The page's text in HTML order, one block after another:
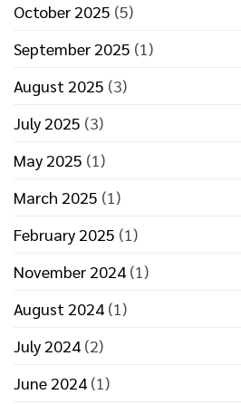
October 2025 (5)
September 2025 (1)
August 2025 (3)
July 2025 (3)
May 2025 (1)
March 2025 (1)
February 2025 (1)
November 2024 (1)
August 2024 (1)
July 2024 (2)
June 2024 (1)